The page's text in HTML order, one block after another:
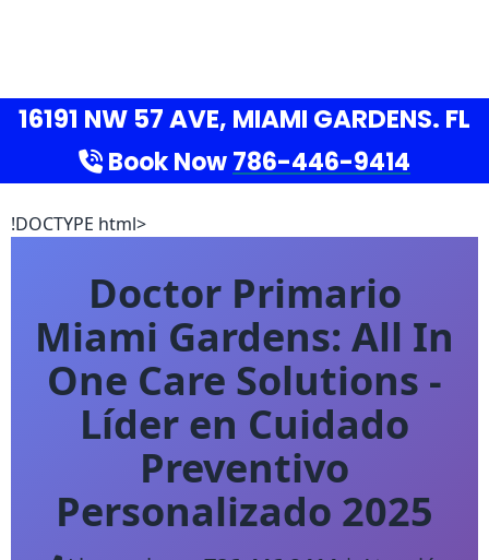
16191 NW 57 AVE, MIAMI GARDENS. FL
Book Now786-446-9414
!DOCTYPE html>
Doctor Primario
Miami Gardens: All In
One Care Solutions -
Líder en Cuidado
Preventivo
Personalizado 2025